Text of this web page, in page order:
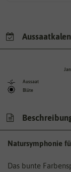
Aussaat
Blüte
Jan.
Natursymphonie
Das bunte